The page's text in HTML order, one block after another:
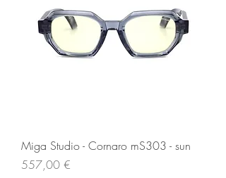
Miga Studio - Cornaro mS303 - sun
Prezzo
557,00 €